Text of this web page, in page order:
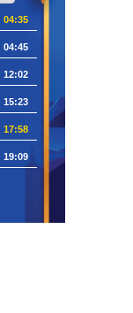
04:35
04:45
12:02
15:23
17:58
19:09